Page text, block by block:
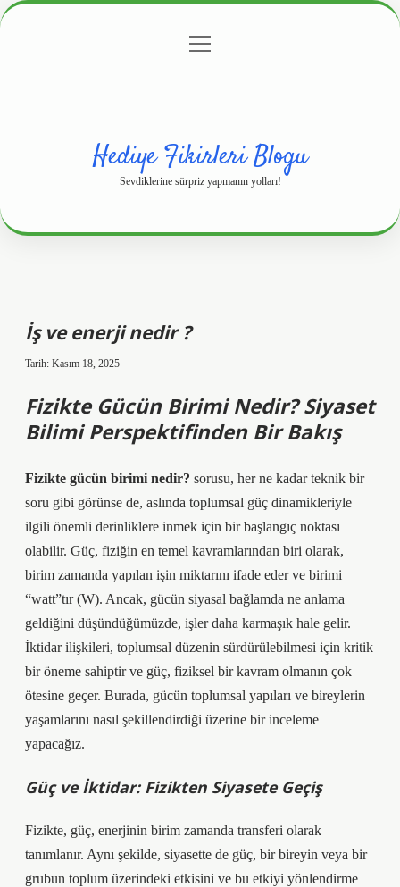
Gizlilik Politikası
menüyü
Hediye Fikirleri Blogu
Sevdiklerine sürpriz yapmanın yolları!
İş ve enerji nedir ?
Tarih: Kasım 18, 2025
Fizikte Gücün Birimi Nedir? Siyaset
Bilimi Perspektifinden Bir Bakış
Fizikte gücün birimi nedir? sorusu, her ne kadar teknik bir
soru gibi görünse de, aslında toplumsal güç dinamikleriyle
ilgili önemli derinliklere inmek için bir başlangıç noktası
olabilir. Güç, fiziğin en temel kavramlarından biri olarak,
birim zamanda yapılan işin miktarını ifade eder ve birimi
“watt”tır (W). Ancak, gücün siyasal bağlamda ne anlama
geldiğini düşündüğümüzde, işler daha karmaşık hale gelir.
İktidar ilişkileri, toplumsal düzenin sürdürülebilmesi için kritik
bir öneme sahiptir ve güç, fiziksel bir kavram olmanın çok
ötesine geçer. Burada, gücün toplumsal yapıları ve bireylerin
yaşamlarını nasıl şekillendirdiği üzerine bir inceleme
yapacağız.
Güç ve İktidar: Fizikten Siyasete Geçiş
Fizikte, güç, enerjinin birim zamanda transferi olarak
tanımlanır. Aynı şekilde, siyasette de güç, bir bireyin veya bir
grubun toplum üzerindeki etkisini ve bu etkiyi yönlendirme